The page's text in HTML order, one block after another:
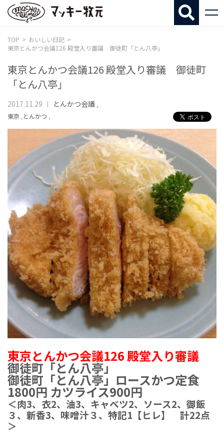
TOP
おいしい日記
東京とんかつ会議126 殿堂入り審議 御徒町「とん八亭」
東京とんかつ会議126 殿堂入り審議 御徒町
「とん八亭」
2017.11.29 とんかつ会議 ,
東京 ,とんかつ ,
東京とんかつ会議126 殿堂入り審議
御徒町「とん八亭」
御徒町「とん八亭」ロースかつ定食
1800円 カツライス900円
＜肉3、衣2、油3、キャベツ2、ソース2、御飯
３、新香3、味噌汁３、特記1【ヒレ】 計22点
＞